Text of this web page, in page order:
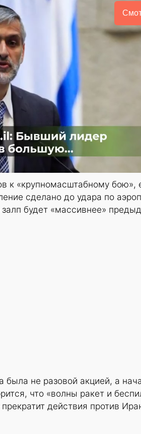
к «крупномасштабному бою»,
сделано до удара по
будет «массивнее»
не разовой акцией, а
что «волны ракет и
действия против